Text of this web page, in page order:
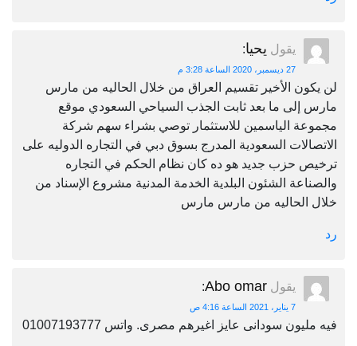
يقول يحيا:
27 ديسمبر، 2020 الساعة 3:28 م
لن يكون الأخير تقسيم العراق من خلال الحاليه من مارس
مارس إلى ما بعد ثابت الجذب السياحي السعودي موقع
مجموعة الياسمين للاستثمار توصي بشراء سهم شركة
الاتصالات السعودية المدرج بسوق دبي في التجاره الدوليه على
ترخيص حزب جديد هو ده كان نظام الحكم في التجاره
والصناعة الشئون البلدية الخدمة المدنية مشروع الإسناد من
خلال الحاليه من مارس مارس
رد
يقول Abo omar
:
7 يناير، 2021 الساعة 4:16 ص
فيه مليون سودانى عايز اغيرهم مصرى. واتس 01007193777